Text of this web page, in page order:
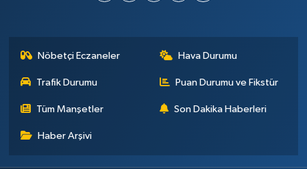
Nöbetçi Eczaneler Hava Durumu
Trafik Durumu Puan Durumu ve Fikstür
Tüm Manşetler Son Dakika Haberleri
Haber Arşivi